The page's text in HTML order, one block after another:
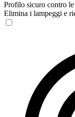
Profilo sicuro contro
Elimina i lampeggi e